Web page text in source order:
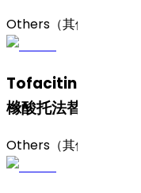
Others（其他）
Tofacitinib
橼酸托法替布，结晶
Others（其他）